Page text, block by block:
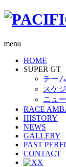
menu
HOME
SUPER GT
チー
スケ
ニュ
RACE
HISTORY
NEWS
GALLERY
PAST
CONTACT
X